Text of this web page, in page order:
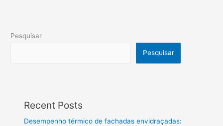
Pesquisar
Pesquisar
Recent Posts
Desempenho térmico de fachadas envidraçadas: